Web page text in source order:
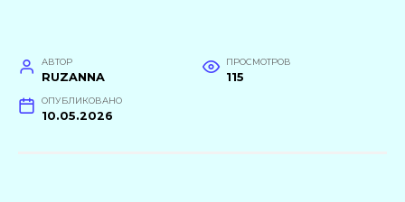
АВТОР
RUZANNA
ПРОСМОТРОВ
115
ОПУБЛИКОВАНО
10.05.2026